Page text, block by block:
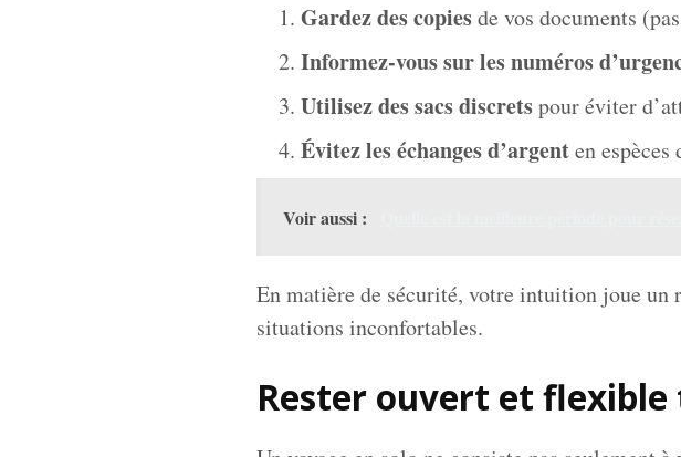
Gardez des copiesde vos documents
Informez-vous sur les numéros
Utilisez des sacs discretspour éviter
Évitez les échanges d’argenten
Voir aussi :
En matière de sécurité, votre intuition joue
situations inconfortables.
Rester ouvert et